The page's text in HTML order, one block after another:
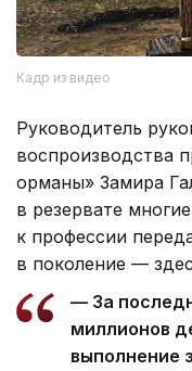
Кадр из видео
Руководитель
воспроизводства
орманы» Замира
в резервате
к профессии
в поколение —
— За
миллионов
выполнение